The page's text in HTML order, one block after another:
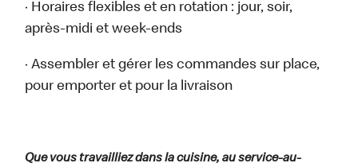
· Horaires flexibles et en rotation : jour, soir,
après-midi et week-ends
· Assembler et gérer les commandes sur place,
pour emporter et pour la livraison
Que vous travailliez dans la cuisine, au service-au-